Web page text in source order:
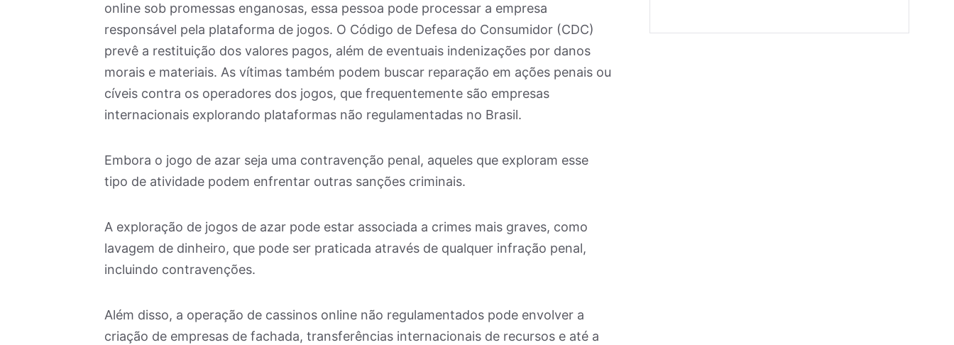
online sob promessas enganosas, essa pessoa pode processar a empresa
responsável pela plataforma de jogos. O Código de Defesa do Consumidor (CDC)
prevê a restituição dos valores pagos, além de eventuais indenizações por danos
morais e materiais. As vítimas também podem buscar reparação em ações penais ou
cíveis contra os operadores dos jogos, que frequentemente são empresas
internacionais explorando plataformas não regulamentadas no Brasil.
Embora o jogo de azar seja uma contravenção penal, aqueles que exploram esse
tipo de atividade podem enfrentar outras sanções criminais.
A exploração de jogos de azar pode estar associada a crimes mais graves, como
lavagem de dinheiro, que pode ser praticada através de qualquer infração penal,
incluindo contravenções.
Além disso, a operação de cassinos online não regulamentados pode envolver a
criação de empresas de fachada, transferências internacionais de recursos e até a